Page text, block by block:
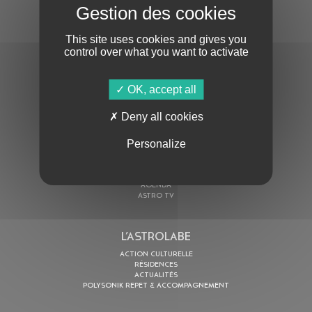
S'ABONNER À LA NEWSLETTER
En cochant cette case, j’accepte la Politique de confidentialité
AGENDA
ASTRO TV
L’ASTROLABE
ACTION CULTURELLE
RÉSIDENCES
ACTUALITÉS
POLYSONIK REPET & ACCOMPAGNEMENT
This site uses cookies and gives you
control over what you want to activate
OK, accept all
Deny all cookies
Personalize